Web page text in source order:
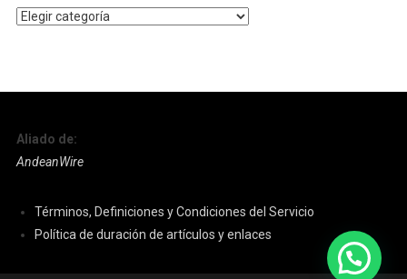
Noticias
Aliado de:
AndeanWire
Términos, Definiciones y Condiciones del Servicio
Política de duración de artículos y enlaces